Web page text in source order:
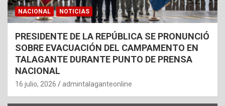
NACIONAL NOTICIAS
PRESIDENTE DE LA REPÚBLICA SE PRONUNCIÓ
SOBRE EVACUACIÓN DEL CAMPAMENTO EN
TALAGANTE DURANTE PUNTO DE PRENSA
NACIONAL
16 julio, 2026 admintalaganteonline